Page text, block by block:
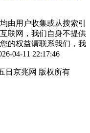
由用户收集或从搜索引
联网，我们自身不提供
的权益请联系我们，我
04-11 22:17:46
日京兆网 版权所有